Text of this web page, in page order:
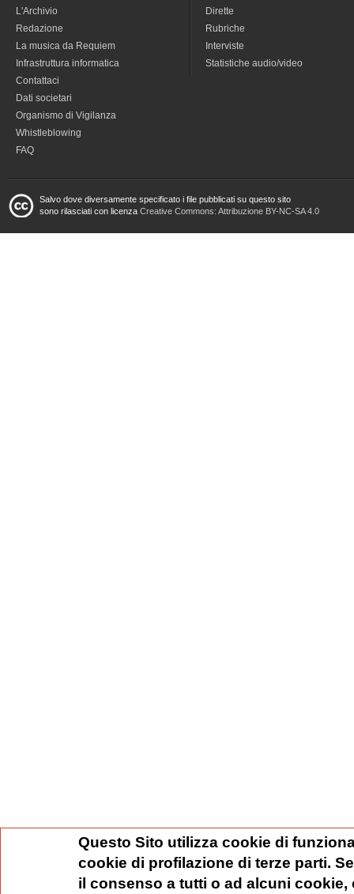
L'Archivio
Redazione
La musica da Requiem
Infrastruttura informatica
Contattaci
Dati societari
Organismo di Vigilanza
Whistleblowing
FAQ
Dirette
Rubriche
Interviste
Statistiche audio/video
Salvo dove diversamente specificato i file pubblicati su questo sito
sono rilasciati con licenza Creative Commons: Attribuzione BY-NC-SA 4.0
Questo Sito utilizza cookie di
cookie di profilazione di terze parti.
il consenso a tutti o ad alcuni